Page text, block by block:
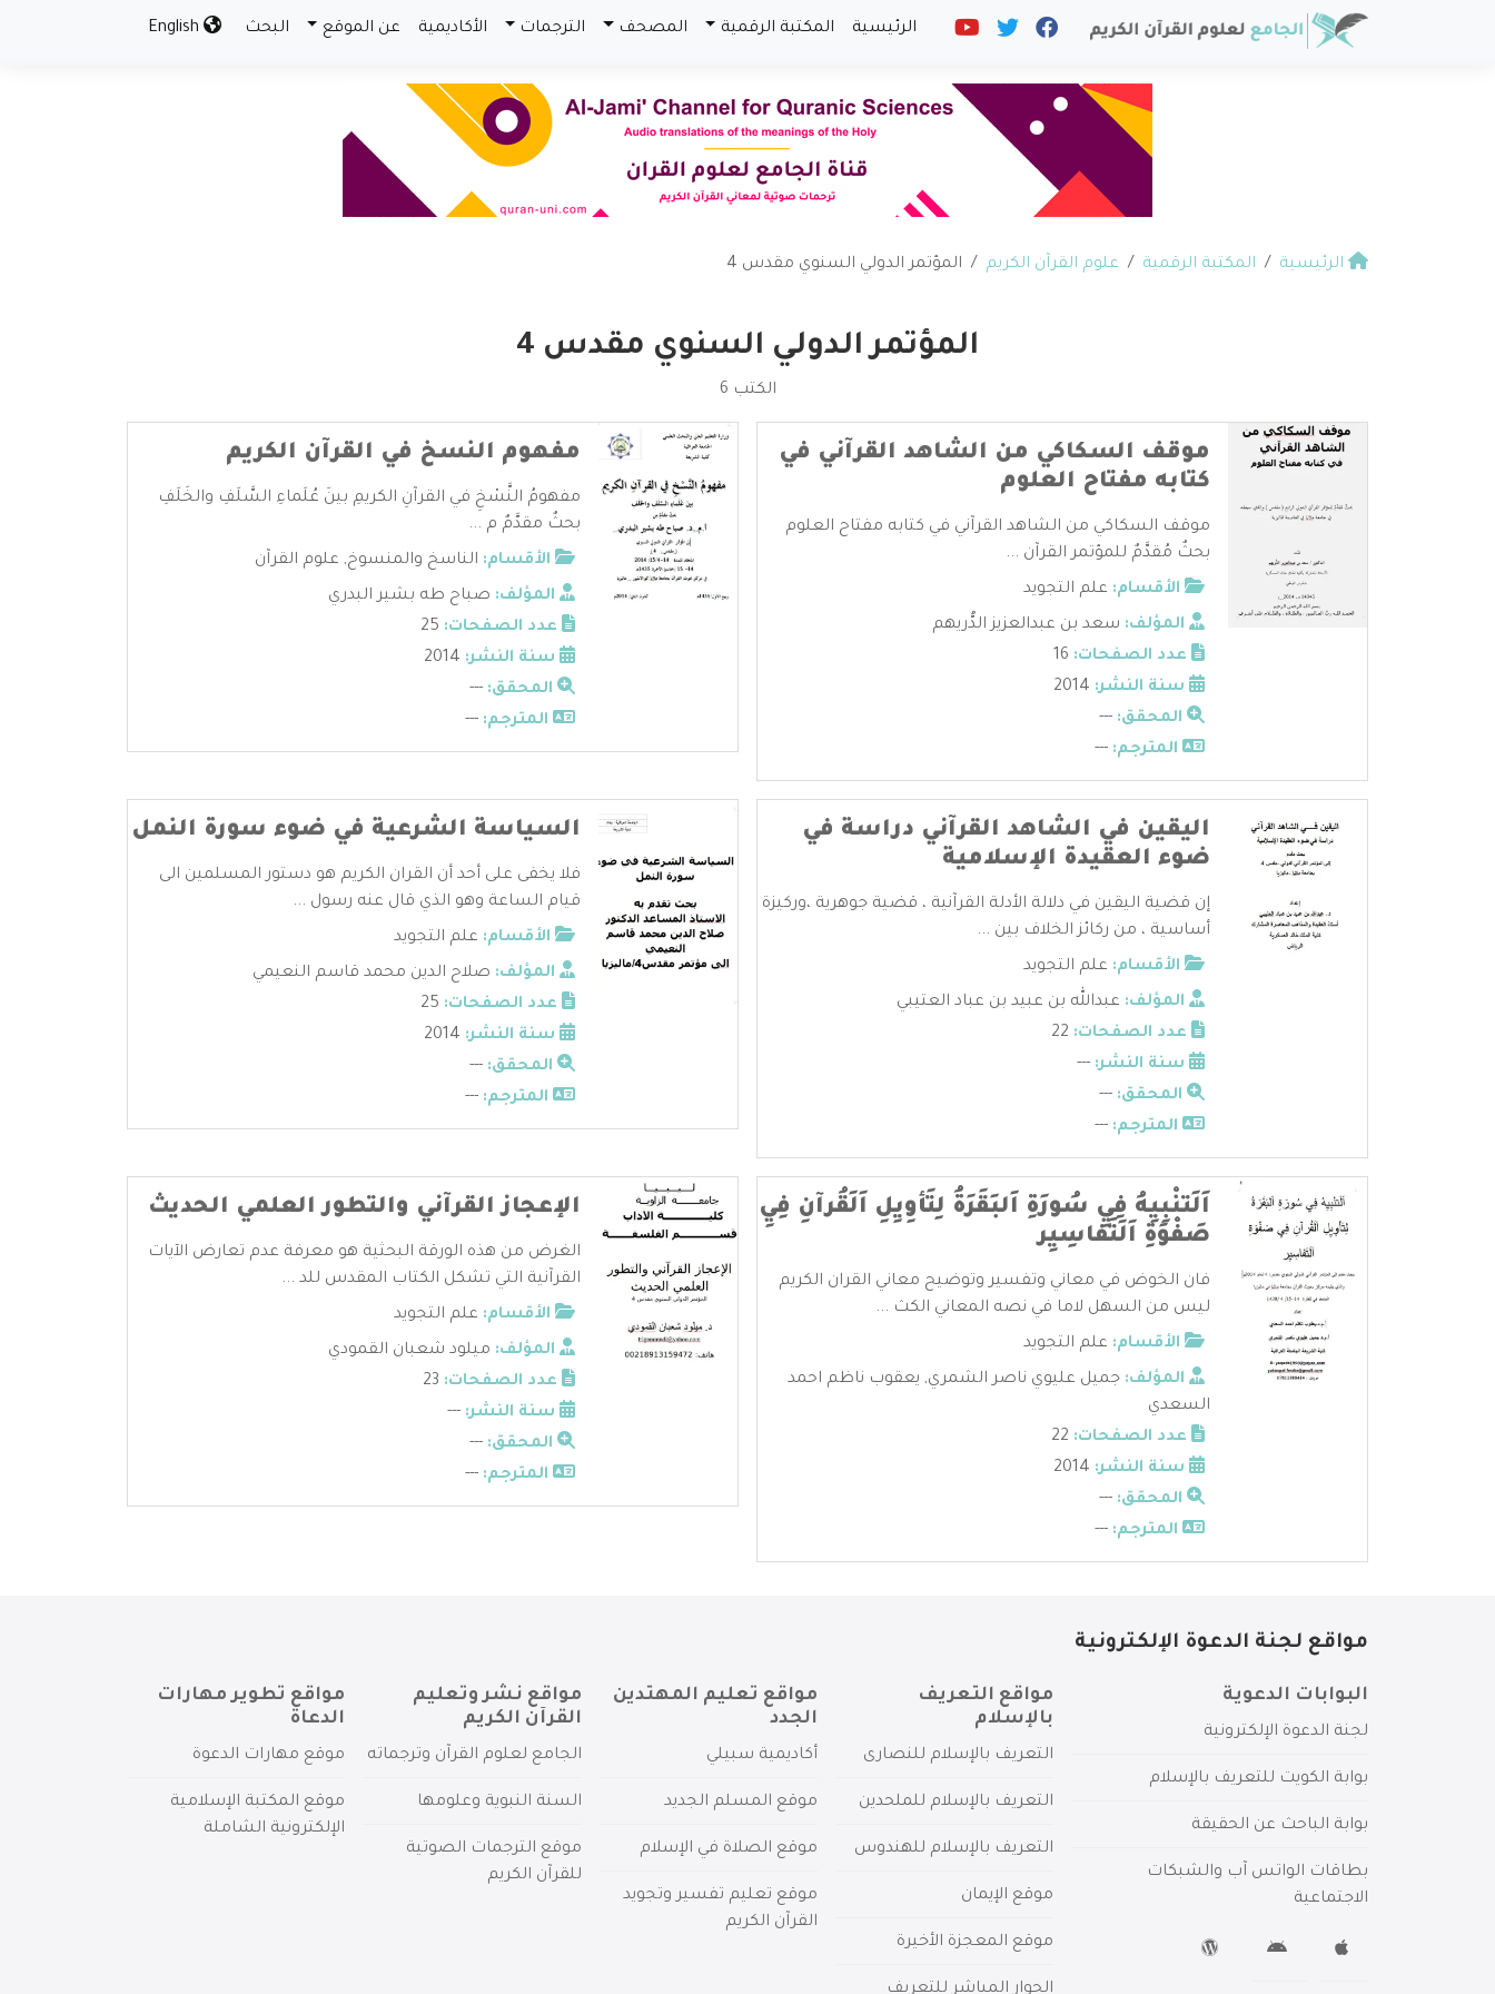
الرئيسية المكتبة الرقمية المصحف الترجمات الأكاديمية عن الموقع البحث
الرئيسية المكتبة الرقمية علوم القرآن الكريم المؤتمر الدولي السنوي مقدس 4
المؤتمر الدولي السنوي مقدس 4
الكتب 6
موقف السكاكي من الشاهد القرآني في
كتابه مفتاح العلوم
موقف السكاكي من الشاهد القرآني في كتابه مفتاح العلوم
بحثٌ مُقدَّمٌ للمؤتمر القرآن ...
الأقسام: علم التجويد
المؤلف: سعد بن عبدالعزيز الدُّريهم
عدد الصفحات:
سنة النشر:
المحقق: ---
المترجم: ---
مفهوم النسخ في القرآن الكريم
مفهومُ النَّسْخِ في القرآنِ الكريمِ بينَ عُلَماءِ السَّلَفِ والخَلَفِ
بحثٌ مقدَّمٌ م ...
الأقسام: الناسخ والمنسوخ, علوم القرآن
المؤلف: صباح طه بشير البدري
عدد الصفحات:
سنة النشر:
المحقق: ---
المترجم: ---
اليقين في الشاهد القرآني دراسة في
ضوء العقيدة الإسلامية
إن قضية اليقين في دلالة الأدلة القرآنية ، قضية جوهرية ،وركيزة
أساسية ، من ركائز الخلاف بين ...
الأقسام: علم التجويد
المؤلف: عبدالله بن عبيد بن عباد العتيبي
عدد الصفحات:
سنة النشر: ---
المحقق: ---
المترجم: ---
السياسة الشرعية في ضوء سورة النمل
فلا يخفى على أحد أن القران الكريم هو دستور المسلمين الى
قيام الساعة وهو الذي قال عنه رسول ...
الأقسام: علم التجويد
المؤلف: صلاح الدين محمد قاسم النعيمي
عدد الصفحات:
سنة النشر:
المحقق: ---
المترجم: ---
اَلَتنْبِيِهُ فِيِ سُورَةِ اَلبَقَرَةُ لِتَأوِيِلِ اَلَقُرآنِ فِيِ
صَفْوَةِ اَلَتَفاسِيِر
فان الخوض في معاني وتفسير وتوضيح معاني القران الكريم
ليس من السهل لاما في نصه المعاني الكث ...
الأقسام: علم التجويد
المؤلف: جميل عليوي ناصر الشمري, يعقوب ناظم احمد
السعدي
عدد الصفحات:
سنة النشر:
المحقق: ---
المترجم: ---
الإعجاز القرآني والتطور العلمي الحديث
الغرض من هذه الورقة البحثية هو معرفة عدم تعارض الآيات
القرآنية التي تشكل الكتاب المقدس للد ...
الأقسام: علم التجويد
المؤلف: ميلود شعبان القمودي
عدد الصفحات:
سنة النشر: ---
المحقق: ---
المترجم: ---
مواقع لجنة الدعوة الإلكترونية
البوابات الدعوية
لجنة الدعوة الإلكترونية
بوابة الكويت للتعريف بالإسلام
بوابة الباحث عن الحقيقة
بطاقات الواتس آب والشبكات
الاجتماعية
مواقع التعريف
بالإسلام
التعريف بالإسلام للنصارى
التعريف بالإسلام للملحدين
التعريف بالإسلام للهندوس
موقع الإيمان
موقع المعجزة الأخيرة
الحوار المباشر للتعريف
مواقع تعليم المهتدين
الجدد
أكاديمية سبيلي
موقع المسلم الجديد
موقع الصلاة في الإسلام
موقع تعليم تفسير وتجويد
القرآن الكريم
مواقع نشر وتعليم
القرآن الكريم
الجامع لعلوم القرآن وترجماته
السنة النبوية وعلومها
موقع الترجمات الصوتية
للقرآن الكريم
مواقع تطوير مهارات
الدعاة
موقع مهارات الدعوة
موقع المكتبة الإسلامية
الإلكترونية الشاملة